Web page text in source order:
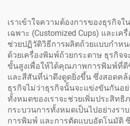
เราเข้าใจความต้องการของธุรกิจ
เฉพาะ (Customized Cups) และเ
ช่วยปฏิวัติวิธีการผลิตถ้วยแบบกำหน
ด้วยเครื่องพิมพ์ถ้วยกระดาษ ธุรกิจ
ขั้นสูงเพื่อให้ได้คุณภาพการพิมพ์ที่
และสีสันที่น่าดึงดูดยิ่งขึ้น ซึ่งสอดคล้
ธุรกิจไม่ว่าธุรกิจนั้นจะแข่งขันกันอย่
ทั้งหมดของเราจะช่วยเพิ่มประสิทธิ
กระบวนการทั้งหมดเป็นไปอย่างรา
การพิมพ์ และการตัดแบบอัตโนมัติ